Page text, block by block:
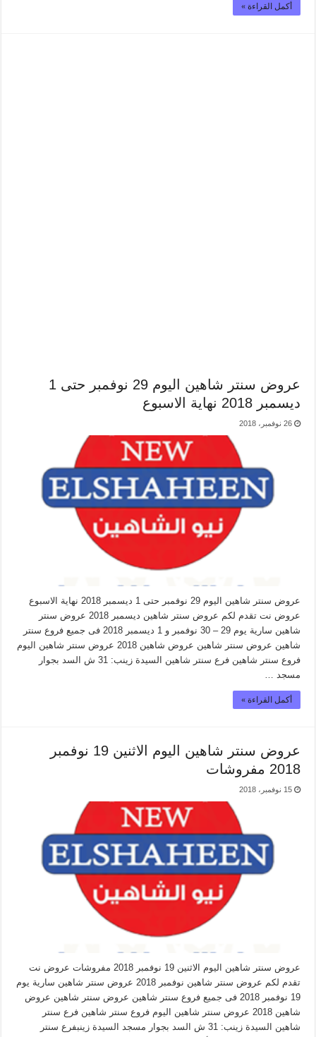
أكمل القراءة »
عروض سنتر شاهين اليوم 29 نوفمبر حتى 1
ديسمبر 2018 نهاية الاسبوع
26 نوفمبر، 2018
عروض سنتر شاهين اليوم 29 نوفمبر حتى 1 ديسمبر 2018 نهاية الاسبوع
عروض نت تقدم لكم عروض سنتر شاهين ديسمبر 2018 عروض سنتر
شاهين سارية يوم 29 – 30 نوفمبر و 1 ديسمبر 2018 فى جميع فروع سنتر
شاهين عروض سنتر شاهين عروض شاهين 2018 عروض سنتر شاهين اليوم
فروع سنتر شاهين فرع سنتر شاهين السيدة زينب: 31 ش السد بجوار
مسجد …
أكمل القراءة »
عروض سنتر شاهين اليوم الاثنين 19 نوفمبر
2018 مفروشات
15 نوفمبر، 2018
عروض سنتر شاهين اليوم الاثنين 19 نوفمبر 2018 مفروشات عروض نت
تقدم لكم عروض سنتر شاهين نوفمبر 2018 عروض سنتر شاهين سارية يوم
19 نوفمبر 2018 فى جميع فروع سنتر شاهين عروض سنتر شاهين عروض
شاهين 2018 عروض سنتر شاهين اليوم فروع سنتر شاهين فرع سنتر
شاهين السيدة زينب: 31 ش السد بجوار مسجد السيدة زينبفرع سنتر